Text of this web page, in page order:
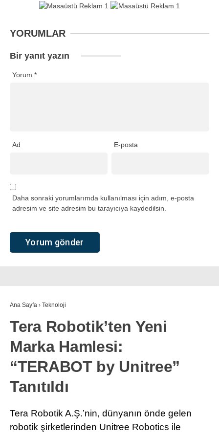
YORUMLAR
Bir yanıt yazın
Yorum *
Ad E-posta
Daha sonraki yorumlarımda kullanılması için adım, e-posta
adresim ve site adresim bu tarayıcıya kaydedilsin.
Ana Sayfa › Teknoloji
Tera Robotik’ten Yeni
Marka Hamlesi:
“TERABOT by Unitree”
Tanıtıldı
Tera Robotik A.Ş.’nin, dünyanın önde gelen
robotik şirketlerinden Unitree Robotics ile